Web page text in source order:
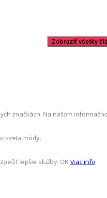
značkách. Na našom
sveta módy.
lepšie služby. OKViac info